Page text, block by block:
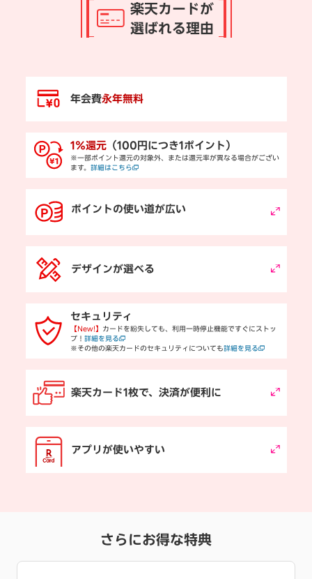
楽天カードが
選ばれる理由
年会費永年無料
1％還元（100円につき1ポイント）
※一部ポイント還元の対象外、または還元率が異なる場合がござい
ます。 詳細はこちら
ポイントの使い道が広い
デザインが選べる
セキュリティ
【New!】
カードを紛失しても、利用一時停止機能ですぐにストッ
プ！ 詳細を見る
※その他の楽天カードのセキュリティについても詳細を見る
楽天カード1枚で、決済が便利に
アプリが使いやすい
さらにお得な特典